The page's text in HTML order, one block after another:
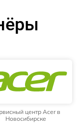
центр Acer в
Новосибирске